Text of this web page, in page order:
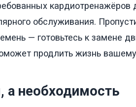
обслуживания.
— готовьтесь к замене
продлить жизнь
а необходимость